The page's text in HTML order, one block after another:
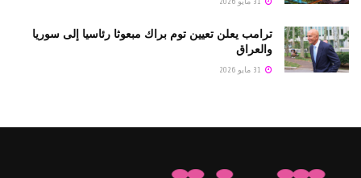
ترامب يعلن تعيين توم براك مبعوثا رئاسيا إلى سوريا
والعراق